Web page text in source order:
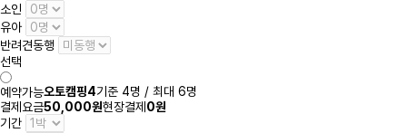
소인
유아
반려견동행
선택
예약가능오토캠핑4기준 4명 / 최대 6명
결제요금50,000원현장결제 0원
기간